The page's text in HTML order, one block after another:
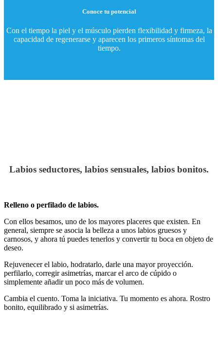
Conoce tu potencial
Con el tiempo la piel y el músculo pierden flexibilidad y firmeza, la
capacidad de regenerarse y aparecen los primeros síntomas del
tiempo.
Labios seductores, labios sensuales, labios bonitos.
Relleno o perfilado de labios.
Con ellos besamos, uno de los mayores placeres que existen. En
general, siempre se asocia la belleza a unos labios gruesos y
carnosos, y ahora tú puedes tenerlos y convertir tu boca en objeto de
deseo.
Rejuvenecer el labio, hodratarlo, darle una mayor proyección.
perfilarlo, corregir asimetrías, marcar el arco de cúpido o
simplemente añadir un poco más de volumen.
Cambia el cuento. Toma la iniciativa. Tu momento es ahora. Rostro
bonito, equilibrado y si asimetrías.